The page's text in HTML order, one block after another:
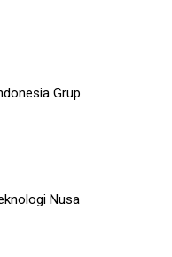
Grup
Nusa